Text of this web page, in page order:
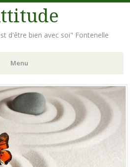
d'être bien avec soi" Fontenelle
Menu